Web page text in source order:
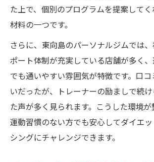
た上で、個別のプログラムを提案して
材料の一つです。
さらに、東向島のパーソナルジムでは
ポート体制が充実している店舗が多く
でも通いやすい雰囲気が特徴です。口
いだったが、トレーナーの励ましで続
た声が多く見られます。こうした環境が
運動習慣のない方でも安心してダイエ
シングにチャレンジできます。